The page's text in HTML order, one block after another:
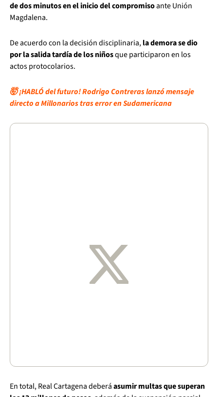
de dos minutos en el inicio del compromisoante Unión
Magdalena.
De acuerdo con la decisión disciplinaria,la demora se dio
por la salida tardía de los niñosque participaron en los
actos protocolarios.
🤯 ¡HABLÓ del futuro! Rodrigo Contreras lanzó mensaje
directo a Millonarios tras error en Sudamericana
En total, Real Cartagena deberáasumir multas que superan